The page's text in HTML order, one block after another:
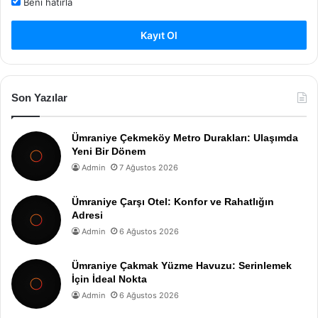
Kayıt Ol
Son Yazılar
Ümraniye Çekmeköy Metro Durakları: Ulaşımda
Yeni Bir Dönem
Admin 7 Ağustos 2026
Ümraniye Çarşı Otel: Konfor ve Rahatlığın
Adresi
Admin 6 Ağustos 2026
Ümraniye Çakmak Yüzme Havuzu: Serinlemek
İçin İdeal Nokta
Admin 6 Ağustos 2026